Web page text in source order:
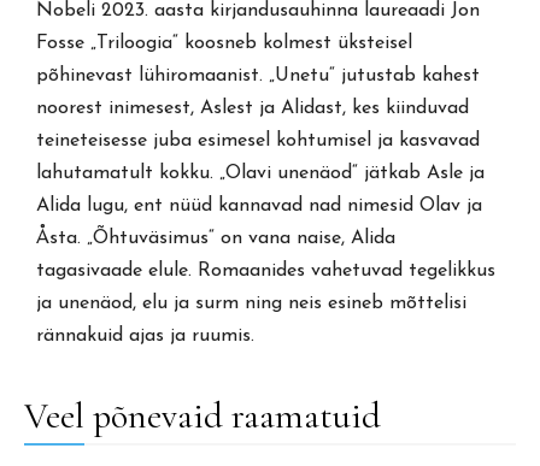
Nobeli 2023. aasta kirjandusauhinna laureaadi Jon
Fosse „Triloogia“ koosneb kolmest üksteisel
põhinevast lühiromaanist. „Unetu“ jutustab kahest
noorest inimesest, Aslest ja Alidast, kes kiinduvad
teineteisesse juba esimesel kohtumisel ja kasvavad
lahutamatult kokku. „Olavi unenäod“ jätkab Asle ja
Alida lugu, ent nüüd kannavad nad nimesid Olav ja
Åsta. „Õhtuväsimus“ on vana naise, Alida
tagasivaade elule. Romaanides vahetuvad tegelikkus
ja unenäod, elu ja surm ning neis esineb mõttelisi
rännakuid ajas ja ruumis.
Veel põnevaid raamatuid